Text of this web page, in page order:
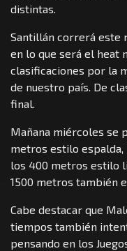
distintas.
Santillán correrá este
en lo que será el heat
clasificaciones por la
de nuestro país. De
final.
Mañana miércoles se
metros estilo espalda,
los 400 metros estilo
1500 metros también
Cabe destacar que
tiempos también
pensando en los